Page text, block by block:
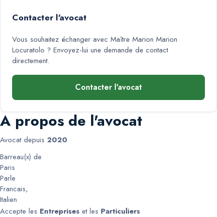
Contacter l'avocat
Vous souhaitez échanger avec Maître Marion Marion
Locuratolo ? Envoyez-lui une demande de contact
directement.
Contacter l'avocat
A propos de l'avocat
Avocat depuis 2020
Barreau(x) de
Paris
Parle
Francais,
Italien
Accepte les Entreprises et les Particuliers